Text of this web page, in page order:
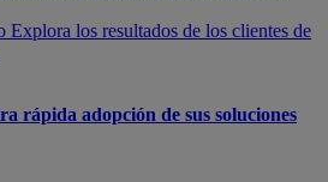
Explora los resultados de los clientes de
rápida adopción de sus soluciones